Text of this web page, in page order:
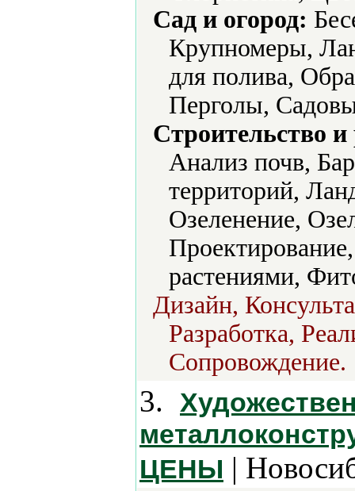
Сад и огород:
Крупномеры,
для полива,
Перголы,
Строительство
Анализ почв,
территорий,
Озеленение,
растениями,
Дизайн,
Разработка,
Сопровождение.
3.
ЦЕНЫ |